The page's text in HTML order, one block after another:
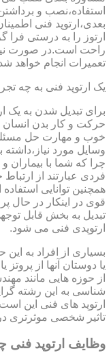
استفاده،نصب و
بعدی،ارتوپد فنی
ارتوز را به درستی
راحت است.در صورت
تعمیرات انجام خواهد
یک ارتوپد فنی به چه
برای تبدیل شدن به یک
حرکت و کار بدن انسان
خوب و مهارت حل
وسایل مورد
چرا که شما با بیماران
فردی عبارتند از
قوی در اینکار در حال
تبدیل به بخش قابل
ارتوپدی فنی می شود.
بسیاری از افراد به
یا دوستان آنها از
از حوزه هایی مانند
شناسی به این رشته
ارتوپد های فنی این
تاثیر شخصی موثرتری
وظایف ارتوپد